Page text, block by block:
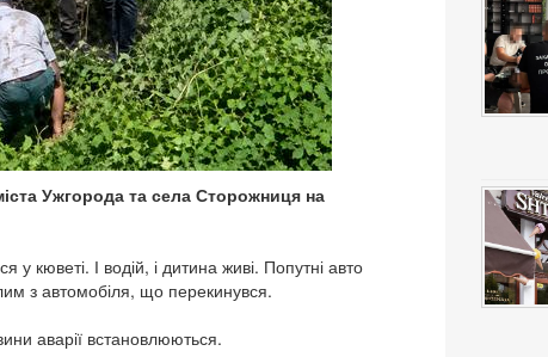
Ужгорода та села Сторожниця на
кюветі. І водій, і дитина живі. Попутні авто
з автомобіля, що перекинувся.
аварії встановлюються.